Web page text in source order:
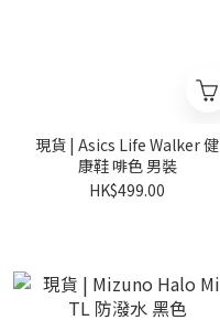
現貨 | Asics Life Walker 健
康鞋 啡色 男裝
HK$499.00